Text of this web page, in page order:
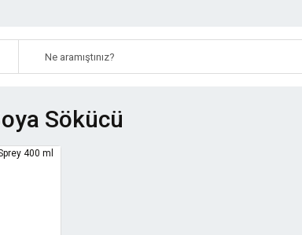
Sökücü